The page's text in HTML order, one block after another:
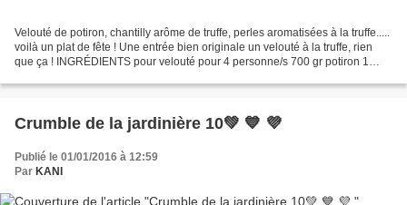
Velouté de potiron, chantilly arôme de truffe, perles aromatisées à la truffe.....
voilà un plat de fête ! Une entrée bien originale un velouté à la truffe, rien
que ça ! INGRÉDIENTS pour velouté pour 4 personne/s 700 gr potiron 1
Crumble de la jardinière 10💚 💙 💜
Publié le 01/01/2016 à 12:59
Par KANI